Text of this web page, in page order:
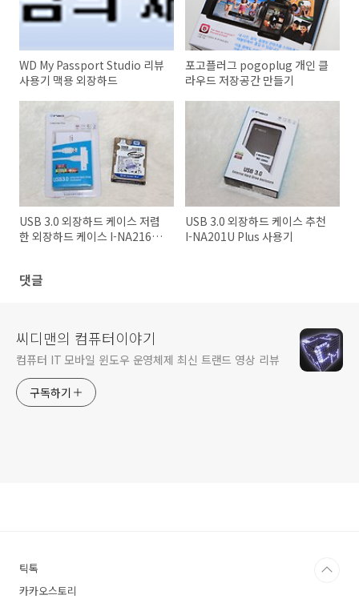
WD My Passport Studio 리뷰
사용기 맥용 외장하드
포고플러그 pogoplug 개인 클
라우드 저장공간 만들기
USB 3.0 외장하드 케이스 저렴
한 외장하드 케이스 I-NA216U
USB 3.0 외장하드 케이스 추천
I-NA201U Plus 사용기
댓글
씨디맨의 컴퓨터이야기
컴퓨터 IT 모바일 윈도우 운영체제 최신 트랜드 영상 리뷰
구독하기
틱톡
카카오스토리